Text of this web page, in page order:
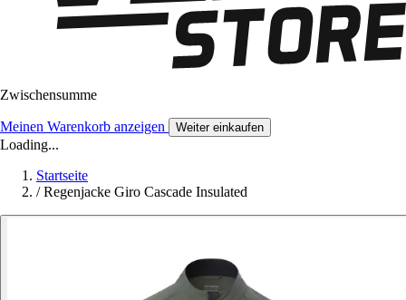
Zwischensumme
Meinen Warenkorb anzeigen Weiter einkaufen
Loading...
Startseite
/ Regenjacke Giro Cascade Insulated